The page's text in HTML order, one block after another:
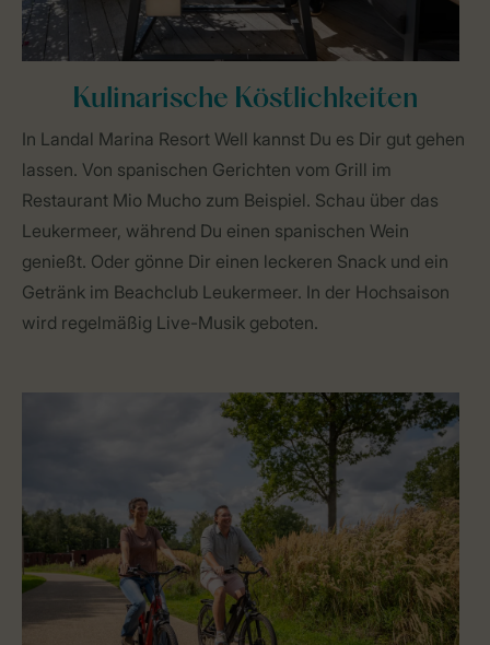
Kulinarische Köstlichkeiten
In Landal Marina Resort Well kannst Du es Dir gut gehen
lassen. Von spanischen Gerichten vom Grill im
Restaurant Mio Mucho zum Beispiel. Schau über das
Leukermeer, während Du einen spanischen Wein
genießt. Oder gönne Dir einen leckeren Snack und ein
Getränk im Beachclub Leukermeer. In der Hochsaison
wird regelmäßig Live-Musik geboten.